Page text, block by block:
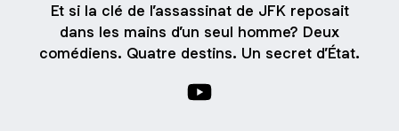
Et si la clé de l’assassinat de JFK reposait
dans les mains d’un seul homme? Deux
comédiens. Quatre destins. Un secret d’État.